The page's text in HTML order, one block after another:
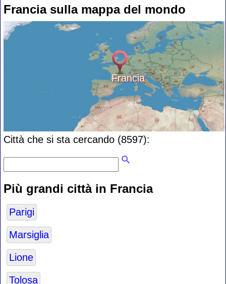
Francia sulla mappa del mondo
Francia
Città che si sta cercando (8597):
Più grandi città in Francia
Parigi
Marsiglia
Lione
Tolosa